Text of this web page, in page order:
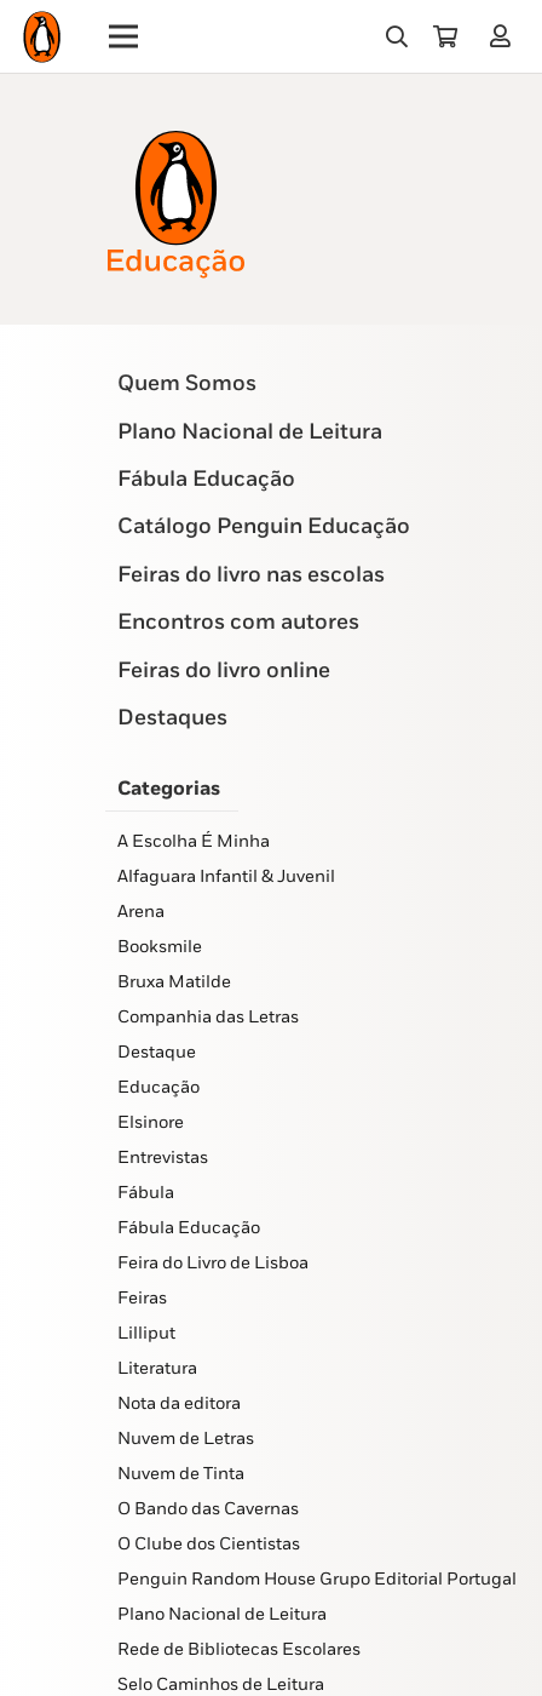
Quem Somos
Plano Nacional de Leitura
Fábula Educação
Catálogo Penguin Educação
Feiras do livro nas escolas
Encontros com autores
Feiras do livro online
Destaques
Categorias
A Escolha É Minha
Alfaguara Infantil & Juvenil
Arena
Booksmile
Bruxa Matilde
Companhia das Letras
Destaque
Educação
Elsinore
Entrevistas
Fábula
Fábula Educação
Feira do Livro de Lisboa
Feiras
Lilliput
Literatura
Nota da editora
Nuvem de Letras
Nuvem de Tinta
O Bando das Cavernas
O Clube dos Cientistas
Penguin Random House Grupo Editorial Portugal
Plano Nacional de Leitura
Rede de Bibliotecas Escolares
Selo Caminhos de Leitura